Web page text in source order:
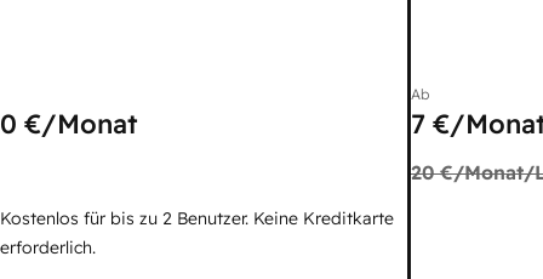
0 €/Monat
Kostenlos für bis zu 2 Benutzer. Keine Kreditkarte
erforderlich.
Ab
7 €/
20 €/Monat/